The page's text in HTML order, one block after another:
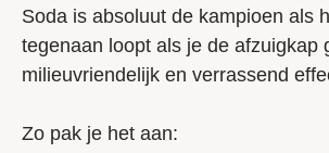
Soda is absoluut de kampioen als
tegenaan loopt als je de afzuigkap
milieuvriendelijk en verrassend
Zo pak je het aan: